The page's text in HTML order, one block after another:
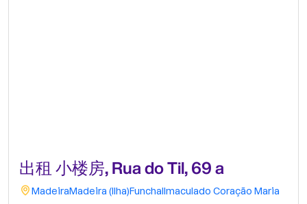
出租 小楼房, Rua do Til, 69 a
MadeiraMadeira (Ilha)FunchalImaculado Coração Maria